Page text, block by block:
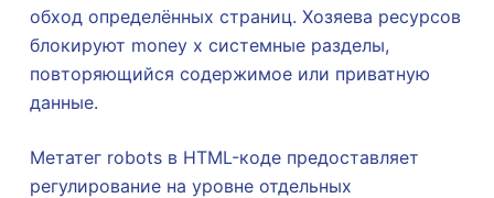
обход определённых страниц. Хозяева ресурсов
блокируют money x системные разделы,
повторяющийся содержимое или приватную
данные.
Метатег robots в HTML-коде предоставляет
регулирование на уровне отдельных